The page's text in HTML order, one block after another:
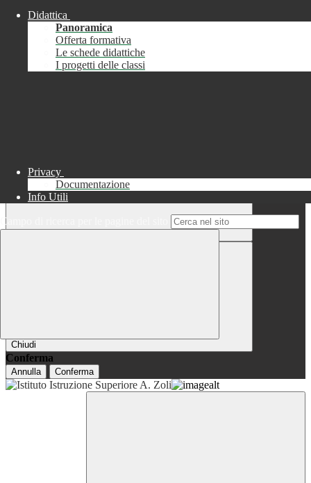
Chiudi
Informazione
Chiudi
Conferma
Annulla Conferma
Didattica
Panoramica
Offerta formativa
Le schede didattiche
I progetti delle classi
Privacy
Documentazione
Info Utili
Campo di ricerca per le pagine del sito